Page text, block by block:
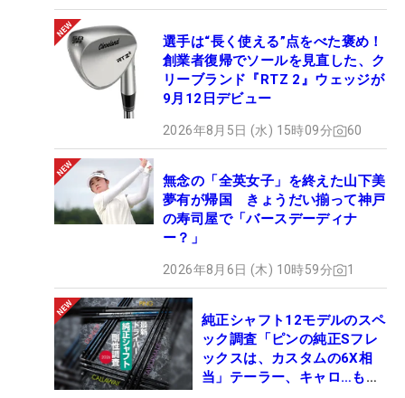
選手は“長く使える”点をべた褒め！
創業者復帰でソールを見直した、ク
リーブランド『RTZ 2』ウェッジが
9月12日デビュー
2026年8月5日 (水) 15時09分 60
無念の「全英女子」を終えた山下美
夢有が帰国 きょうだい揃って神戸
の寿司屋で「バースデーディナ
ー？」
2026年8月6日 (木) 10時59分 1
純正シャフト12モデルのスペ
ック調査「ピンの純正Sフレ
ックスは、カスタムの6X相
当」テーラー、キャロ…もチ